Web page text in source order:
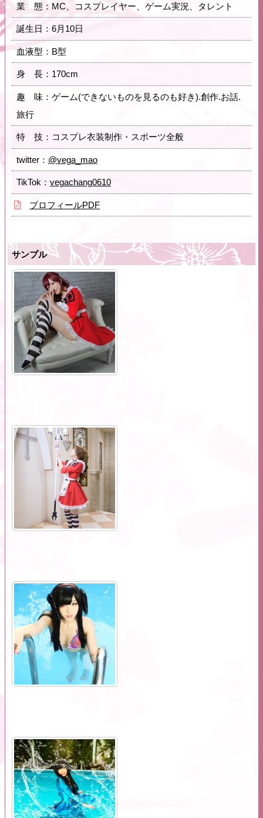
業 態：MC、コスプレイヤー、ゲーム実況、タレント
誕生日：6月10日
血液型：B型
身 長：170cm
趣 味：ゲーム(できないものを見るのも好き).創作.お話.
旅行
特 技：コスプレ衣装制作・スポーツ全般
twitter： @vega_mao
TikTok： vegachang0610
プロフィールPDF
サンプル